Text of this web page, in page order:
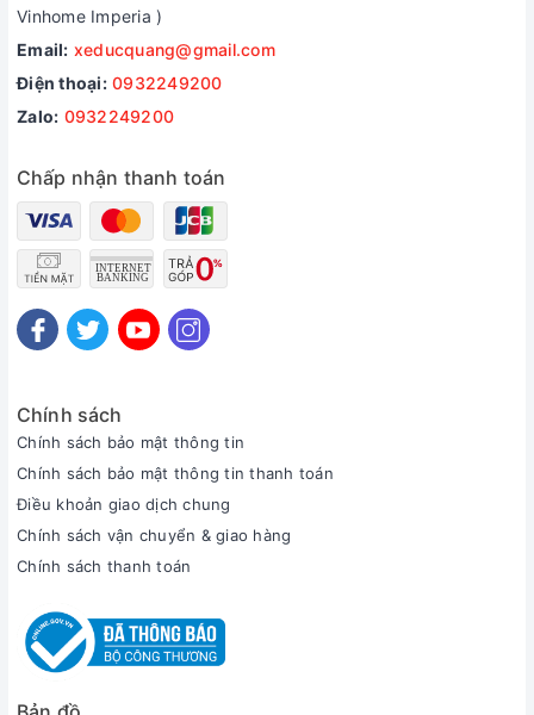
Vinhome Imperia )
Email: xeducquang@gmail.com
Điện thoại: 0932249200
Zalo: 0932249200
Chấp nhận thanh toán
Chính sách
Chính sách bảo mật thông tin
Chính sách bảo mật thông tin thanh toán
Điều khoản giao dịch chung
Chính sách vận chuyển & giao hàng
Chính sách thanh toán